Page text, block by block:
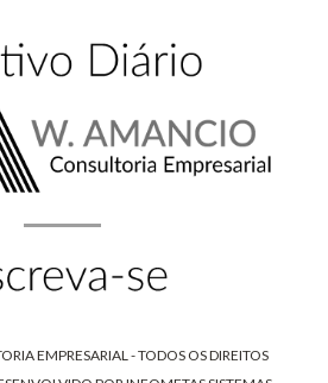
EMPRESARIAL - TODOS OS DIREITOS